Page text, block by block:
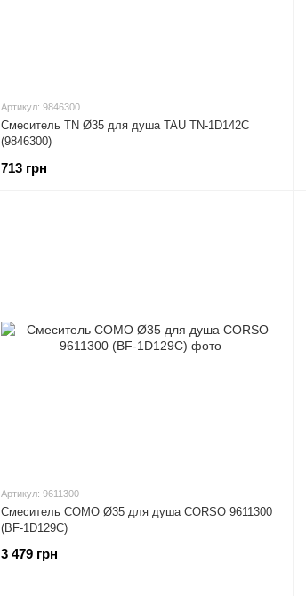
Артикул: 9846300
Смеситель TN Ø35 для душа TAU TN-1D142C
(9846300)
713 грн
Артикул: 9611300
Смеситель COMO Ø35 для душа CORSO 9611300
(BF-1D129C)
3 479 грн